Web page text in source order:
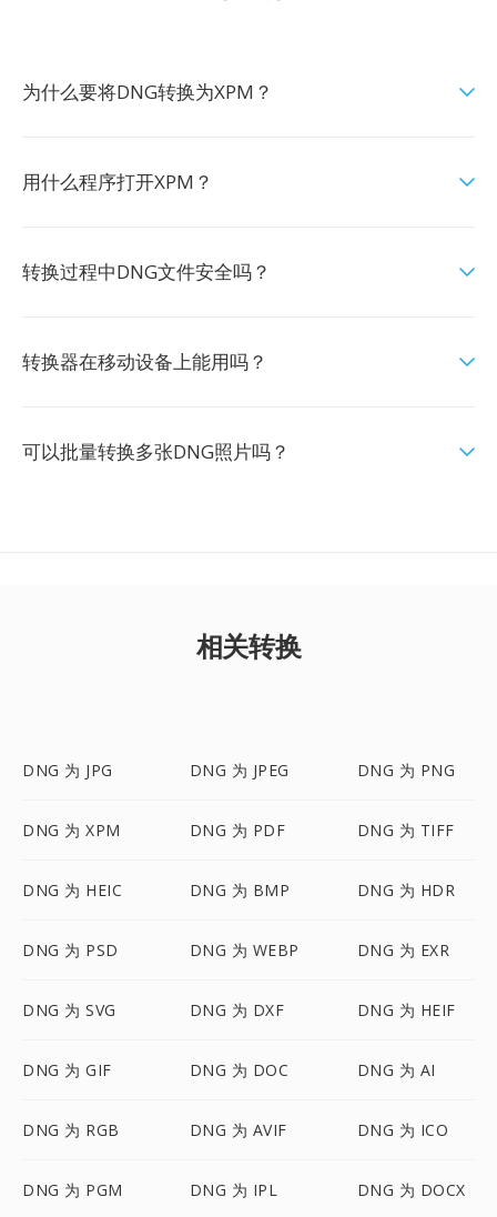
为什么要将DNG转换为XPM？
用什么程序打开XPM？
转换过程中DNG文件安全吗？
转换器在移动设备上能用吗？
可以批量转换多张DNG照片吗？
相关转换
DNG 为 JPG DNG 为 JPEG DNG 为 PNG
DNG 为 XPM DNG 为 PDF DNG 为 TIFF
DNG 为 HEIC DNG 为 BMP DNG 为 HDR
DNG 为 PSD DNG 为 WEBP DNG 为 EXR
DNG 为 SVG DNG 为 DXF DNG 为 HEIF
DNG 为 GIF DNG 为 DOC DNG 为 AI
DNG 为 RGB DNG 为 AVIF DNG 为 ICO
DNG 为 PGM DNG 为 IPL DNG 为 DOCX